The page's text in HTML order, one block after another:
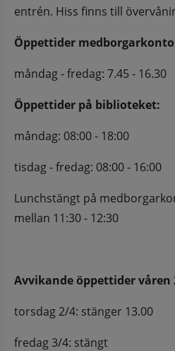
entrén. Hiss finns till
Öppettider
måndag - fredag: 7.45 - 16.30
Öppettider på biblioteket:
måndag: 08:00 - 18:00
tisdag - fredag: 08:00 - 16:00
Lunchstängt på
mellan 11:30 - 12:30
Avvikande öppettider våren
torsdag 2/4: stänger 13.00
fredag 3/4: stängt